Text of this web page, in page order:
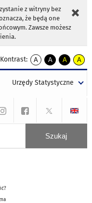
z witryny bez
że będą one
Zawsze możesz
Kontrast:
A
kontrast
A
kontrast
tekst
czarnym
A
kontrast
tekst
czarnym
A
tekst
żółtym
Urzędy Statystyczne